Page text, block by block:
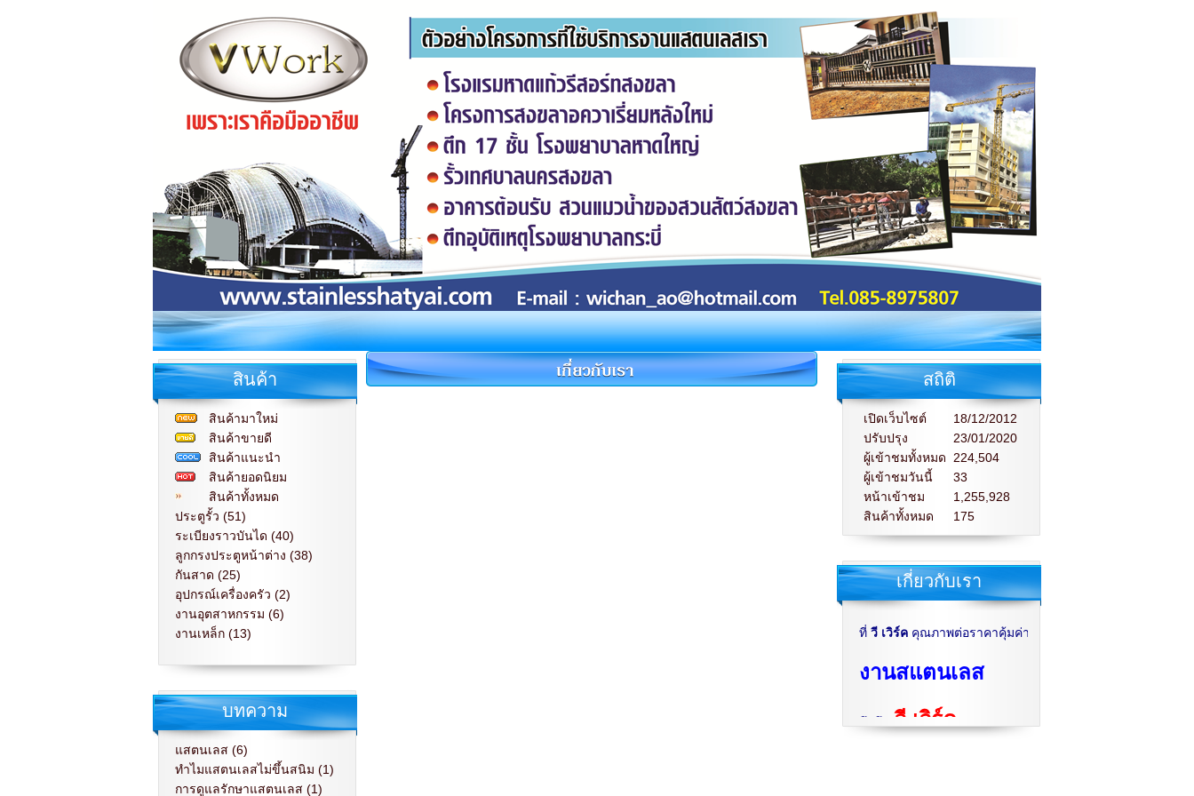
สินค้า
สินค้ามาใหม่
สินค้าขายดี
สินค้าแนะนำ
สินค้ายอดนิยม
สินค้าทั้งหมด
ประตูรั้ว (51)
ระเบียงราวบันได (40)
ลูกกรงประตูหน้าต่าง (38)
กันสาด (25)
อุปกรณ์เครื่องครัว (2)
งานอุตสาหกรรม (6)
งานเหล็ก (13)
บทความ
แสตนเลส (6)
ทำไมแสตนเลสไม่ขึ้นสนิม (1)
การดูแลรักษาแสตนเลส (1)
สถิติ
เปิดเว็บไซต์
18/12/2012
ปรับปรุง
23/01/2020
ผู้เข้าชมทั้งหมด
224,504
ผู้เข้าชมวันนี้
33
หน้าเข้าชม
1,255,928
สินค้าทั้งหมด
175
เกี่ยวกับเรา
ที่ วี เวิร์ค คุณภาพต่อราคาคุ้มค่า จนคุณต้องแปลกใจ พบกับคว
งานสแตนเลส
วี เวิร์ค